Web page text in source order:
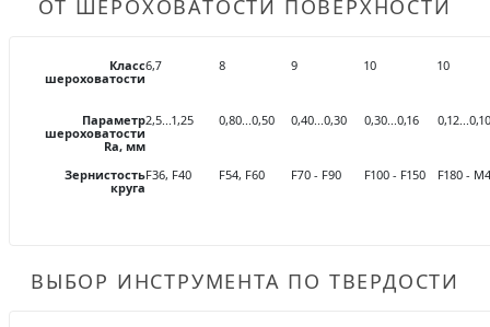
Муфель
Шербер
Трубка
Стержень
Пробка
Контакт
ОТ ШЕРОХОВАТОСТИ ПОВЕРХНОСТИ
Класс
шероховатости
6,7 8 9 10 10
Параметр
шероховатости
Ra, мм
2,5...1,25 0,80...0,50 0,40...0,30 0,30...0,16 0,12...0,10
Зернистость
круга
F36, F40 F54, F60 F70 - F90 F100 - F150 F180 -
ВЫБОР ИНСТРУМЕНТА ПО ТВЕРДОСТИ